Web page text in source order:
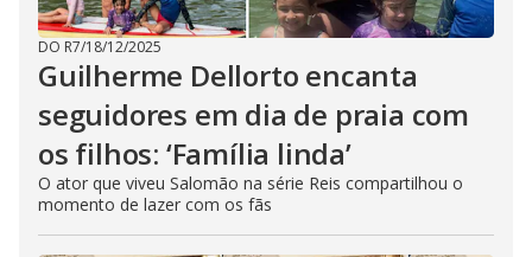
DO R7/18/12/2025
Guilherme Dellorto encanta
seguidores em dia de praia com
os filhos: ‘Família linda’
O ator que viveu Salomão na série Reis compartilhou o
momento de lazer com os fãs